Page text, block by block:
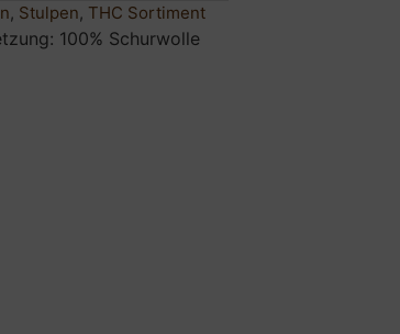
, Stulpen, THC Sortiment
100% Schurwolle